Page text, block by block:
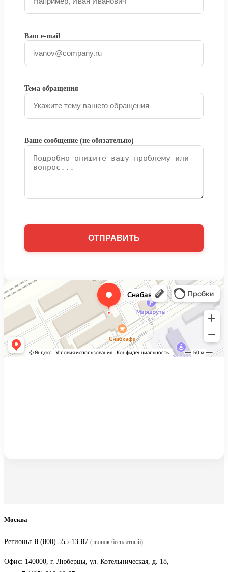
Ваш e-mail
Тема обращения
Ваше сообщение (не обязательно)
Москва
Регионы: 8 (800) 555-13-87 (звонок бесплатный)
Офис: 140000, г. Люберцы, ул. Котельническая, д. 18,